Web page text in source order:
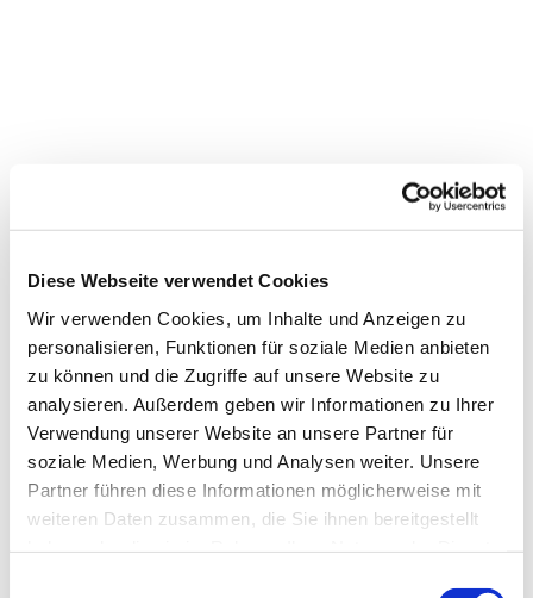
Diese Webseite verwendet Cookies
Wir verwenden Cookies, um Inhalte und Anzeigen zu
personalisieren, Funktionen für soziale Medien anbieten
zu können und die Zugriffe auf unsere Website zu
analysieren. Außerdem geben wir Informationen zu Ihrer
Verwendung unserer Website an unsere Partner für
soziale Medien, Werbung und Analysen weiter. Unsere
Partner führen diese Informationen möglicherweise mit
weiteren Daten zusammen, die Sie ihnen bereitgestellt
Dies könnte Sie auch
interessieren